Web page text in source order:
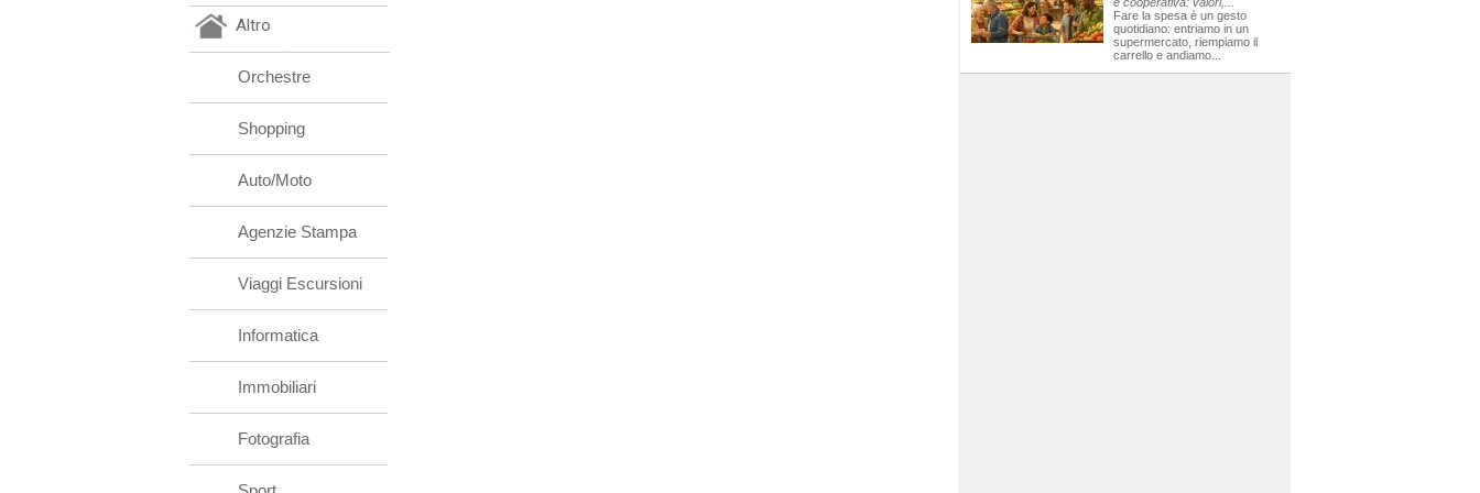
Altro
Orchestre
Shopping
Auto/Moto
Agenzie Stampa
Viaggi Escursioni
Informatica
Immobiliari
Fotografia
Fare la spesa è un gesto
quotidiano: entriamo in un
supermercato, riempiamo il
carrello e andiamo...